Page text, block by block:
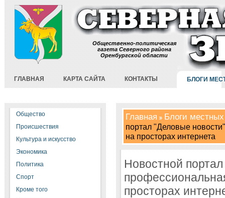
Общественно-политическая
газета Северного района
Оренбургской области
ГЛАВНАЯ КАРТА САЙТА КОНТАКТЫ БЛОГИ
Общество
Происшествия
Культура и искусство
Экономика
Политика
Спорт
Кроме того
Главная Блоги
портал "Деловые
на просторах интернета
Новостной
просторах